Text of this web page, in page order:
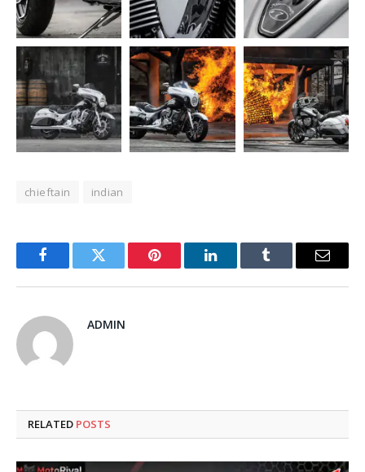
chieftain indian
FacebookTwitter Pinterest LinkedInTumblr Email
ADMIN
RELATED POSTS